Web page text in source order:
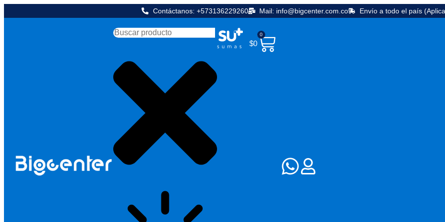
Contáctanos: +573136229260 Mail: info@bigcenter.com.co Envío a todo el país
$0
0